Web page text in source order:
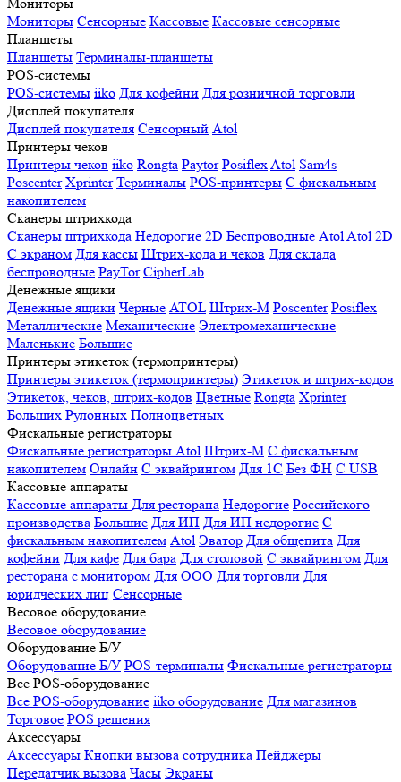
Мониторы Сенсорные Кассовые Кассовые сенсорные
Планшеты
Планшеты Терминалы-планшеты
POS-системы
POS-системы iiko Для кофейни Для розничной торговли
Дисплей покупателя
Дисплей покупателя Сенсорный Atol
Принтеры чеков
Принтеры чеков iiko Rongta Paytor PosiflexAtol Sam4s
Poscenter Xprinter Терминалы POS-принтеры С фискальным
накопителем
Сканеры штрихкода
Сканеры штрихкода Недорогие 2D Беспроводные AtolAtol 2D
С экраном Для кассы Штрих-кода и чеков Для склада
беспроводные PayTor CipherLab
Денежные ящики
Денежные ящики Черные ATOL Штрих-М Poscenter Posiflex
Металлические Механические Электромеханические
Маленькие Большие
Принтеры этикеток (термопринтеры)
Принтеры этикеток (термопринтеры) Этикеток и штрих-кодов
Этикеток, чеков, штрих-кодов Цветные Rongta Xprinter
Больших Рулонных Полноцветных
Фискальные регистраторы
Фискальные регистраторы Atol Штрих-М С фискальным
накопителем Онлайн С эквайрингом Для 1С Без ФН С USB
Кассовые аппараты
Кассовые аппараты Для ресторана Недорогие Российского
производства Большие Для ИП Для ИП недорогие С
фискальным накопителем Atol Эватор Для общепита Для
кофейни Для кафе Для бара Для столовой С эквайрингом Для
ресторана с монитором Для ООО Для торговли Для
юридческих лиц Сенсорные
Весовое оборудование
Весовое оборудование
Оборудование Б/У
Оборудование Б/У POS-терминалы Фискальные регистраторы
Все POS-оборудование
Все POS-оборудование iiko оборудование Для магазинов
Торговое POS решения
Аксессуары
Аксессуары Кнопки вызова сотрудника Пейджеры
Передатчик вызова Часы Экраны